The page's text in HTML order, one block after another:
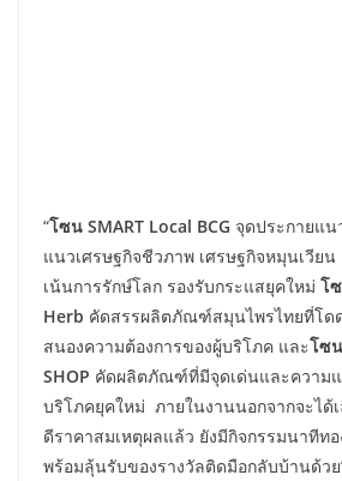
“โซน SMART Local BCG จุดประกายแ
แนวเศรษฐกิจชีวภาพ เศรษฐกิจหมุนเวียน
เน้นการรักษ์โลก รองรับกระแสยุคใหม่ โ
Herb คัดสรรผลิตภัณฑ์สมุนไพรไทยที่โด
สนองความต้องการของผู้บริโภค และโซ
SHOP คัดผลิตภัณฑ์ที่มีจุดเด่นและความ
บริโภคยุคใหม่ ภายในงานนอกจากจะไ
ดีราคาสมเหตุผลแล้ว ยังมีกิจกรรมนาทีท
พร้อมลุ้นรับของรางวัลติดมือกลับบ้านด้วย